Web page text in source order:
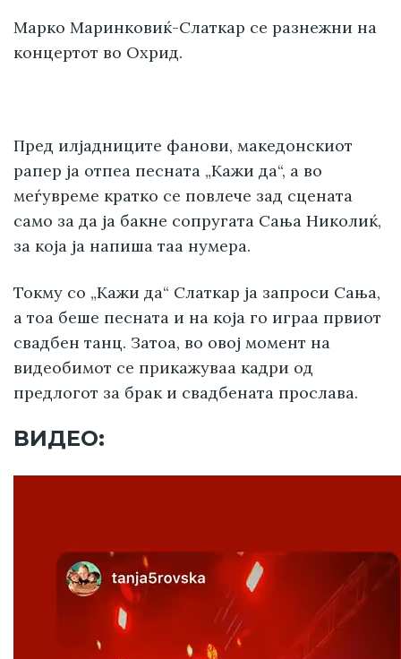
Марко Маринковиќ-Слаткар се разнежни на
концертот во Охрид.
Пред илјадниците фанови, македонскиот
рапер ја отпеа песната „Кажи да“, а во
меѓувреме кратко се повлече зад сцената
само за да ја бакне сопругата Сања Николиќ,
за која ја напиша таа нумера.
Токму со „Кажи да“ Слаткар ја запроси Сања,
а тоа беше песната и на која го играа првиот
свадбен танц. Затоа, во овој момент на
видеобимот се прикажуваа кадри од
предлогот за брак и свадбената прослава.
ВИДЕО: